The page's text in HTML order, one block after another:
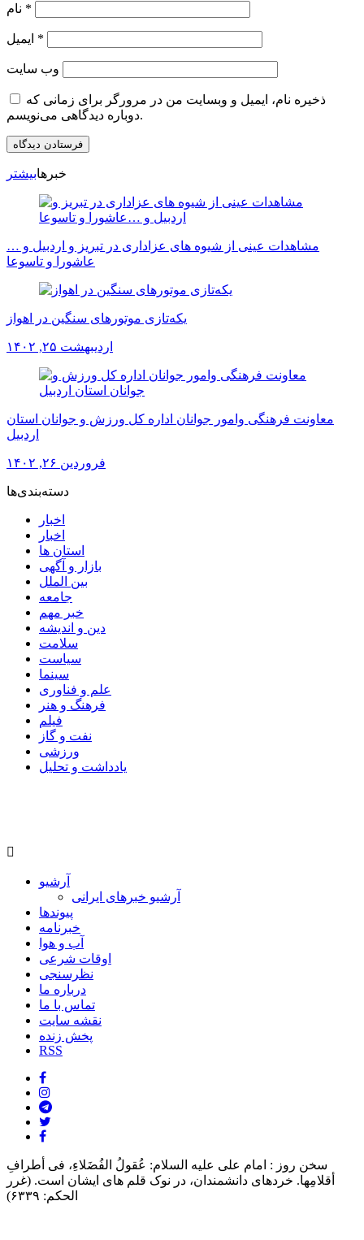
*
*
وب‌ سایت
ذخیره نام، ایمیل و وبسایت من در مرورگر برای زمانی که
دوباره دیدگاهی می‌نویسم.
خبرهابیشتر
مشاهدات عینی از شیوه های عزاداری در تبریز و اردبیل و …
عاشورا و تاسوعا
یکه‌تازی موتورهای سنگین در اهواز
اردیبهشت ۲۵, ۱۴۰۲
معاونت فرهنگی وامور جوانان اداره کل ورزش و جوانان استان
اردبیل
فروردین ۲۶, ۱۴۰۲
دسته‌بندی‌ها
اخبار
اخبار
استان ها
بازار و آگهی
بین الملل
جامعه
خبر مهم
دین و اندیشه
سلامت
سیاست
سینما
علم و فناوری
فرهنگ و هنر
فیلم
نفت و گاز
ورزشی
یادداشت و تحلیل
آرشیو
آرشیو خبرهای ایرانی
پیوندها
خبرنامه
آب و هوا
اوقات شرعی
نظرسنجی
درباره ما
تماس با ما
نقشه سایت
پخش زنده
RSS
سخن روز : امام على علیه السلام: عُقولُ الفُضَلاءِ، فی أطرافِ
أقلامِها. خردهاى دانشمندان، در نوک قلم هاى ایشان است. (غرر
الحکم: ۶۳۳۹)